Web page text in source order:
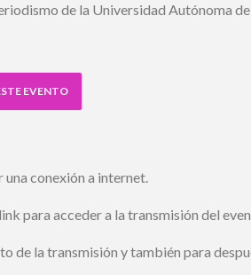
de la Universidad Autónoma
EVENTO
conexión a internet.
para acceder a la transmisión del
de la transmisión y también para